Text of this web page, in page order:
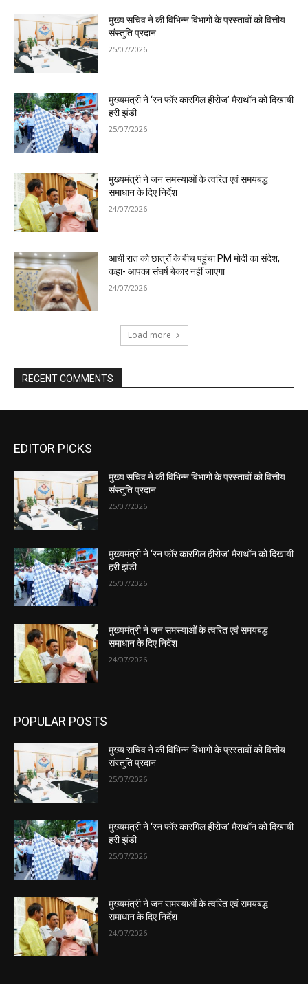
EDITOR PICKS
मुख्य सचिव ने की विभिन्न विभागों के प्रस्तावों को वित्तीय
संस्तुति प्रदान
25/07/2026
मुख्यमंत्री ने ‘रन फॉर कारगिल हीरोज’ मैराथॉन को दिखायी
हरी झंडी
25/07/2026
मुख्यमंत्री ने जन समस्याओं के त्वरित एवं समयबद्ध
समाधान के दिए निर्देश
24/07/2026
POPULAR POSTS
मुख्य सचिव ने की विभिन्न विभागों के प्रस्तावों को वित्तीय
संस्तुति प्रदान
25/07/2026
मुख्यमंत्री ने ‘रन फॉर कारगिल हीरोज’ मैराथॉन को दिखायी
हरी झंडी
25/07/2026
मुख्यमंत्री ने जन समस्याओं के त्वरित एवं समयबद्ध
समाधान के दिए निर्देश
24/07/2026